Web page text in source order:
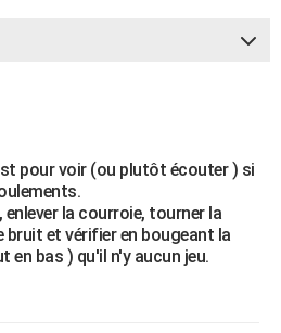
pour voir (ou plutôt écouter ) si
enlever la courroie, tourner la
bruit et vérifier en bougeant la
en bas ) qu'il n'y aucun jeu.